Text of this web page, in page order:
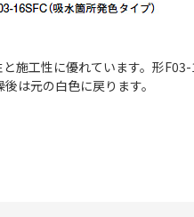
施工性に優れています。形
は元の白色に戻ります。